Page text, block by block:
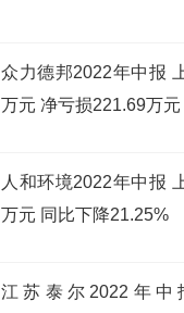
众力德邦2022年中报
万元 净亏损221.69万元
人和环境2022年中报
万元 同比下降21.25%
江苏泰尔2022年